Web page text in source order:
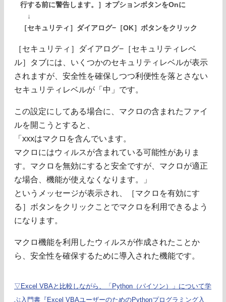
行する前に警告します。］オプションボタンをOnに
↓
［セキュリティ］ダイアログ−［OK］ボタンをクリック
［セキュリティ］ダイアログ−［セキュリティレベ
ル］タブには、いくつかのセキュリティレベルが表示
されますが、安全性を確保しつつ利便性を落とさない
セキュリティレベルが「中」です。
この設定にしてある場合に、マクロの含まれたファイ
ルを開こうとすると、
「xxxはマクロを含んでいます。
マクロにはウィルスが含まれている可能性がありま
す。マクロを無効にすると安全ですが、マクロが適正
な場合、機能が使えなくなります。」
というメッセージが表示され、［マクロを有効にす
る］ボタンをクリックことでマクロを利用できるよう
になります。
マクロ機能を利用したウィルスが作成されたことか
ら、安全性を確保するために導入された機能です。
▽Excel VBAと比較しながら、「Python（パイソン）」について学
ぶ入門書『Excel VBAユーザーのためのPythonプログラミング入